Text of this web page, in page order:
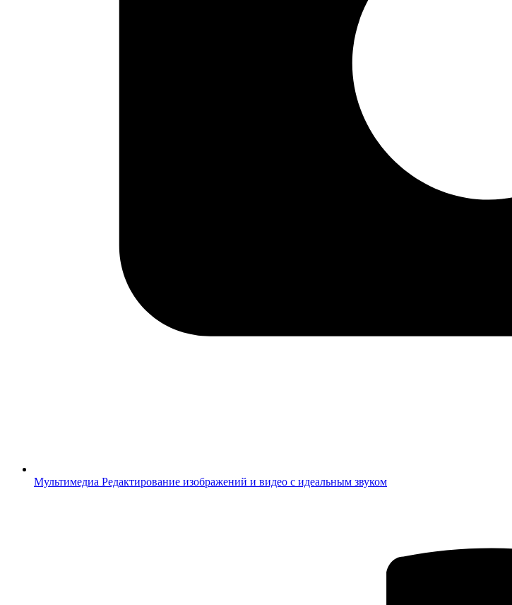
Мультимедиа Редактирование изображений и видео с идеальным звуком